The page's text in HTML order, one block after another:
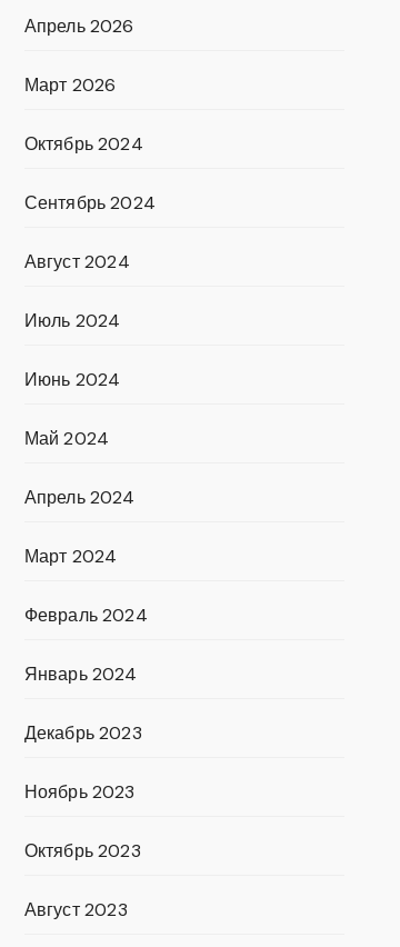
Апрель 2026
Март 2026
Октябрь 2024
Сентябрь 2024
Август 2024
Июль 2024
Июнь 2024
Май 2024
Апрель 2024
Март 2024
Февраль 2024
Январь 2024
Декабрь 2023
Ноябрь 2023
Октябрь 2023
Август 2023